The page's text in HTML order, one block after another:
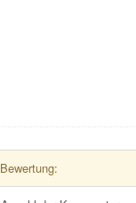
Bewertung: